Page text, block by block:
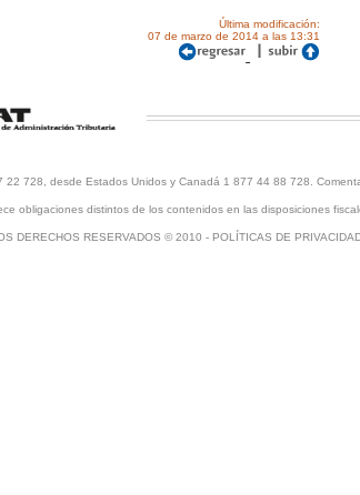
Última modificación:
07 de marzo de 2014 a las 13:31
728, desde Estados Unidos y Canadá 1 877 44 88 728.
obligaciones distintos de los contenidos en las disposiciones
DERECHOS RESERVADOS © 2010 - POLÍTICAS DE